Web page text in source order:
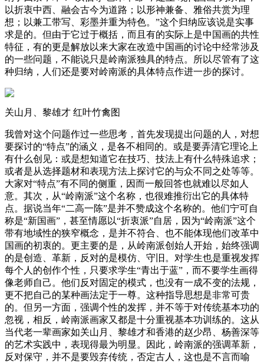
以折衷中西、融会古今为道路；以形神兼备、雅俗共赏为理
想；以兼工带写、彩墨并重为特色。”这个归纳应该说是实事
求是的。但由于它过于概括，而且有的实际上是中国画的共性
特征，有的更是解放以来大家在改造中国画的讨论中经常涉及
的一些问题，不能说只是岭南派独具的特点。所以尽管有了这
种归纳，人们还是要对岭南派的具体特点作进一步的探讨。
关山月、黎雄才 红叶竹禽图
我曾对这个问题作过一些思考，首先发现提出问题的人，对想
要探讨的“特点”的涵义，是各不相同的。或是要弄清它理论上
有什么创见：或是想知道它在技巧、技法上有什么特殊追求；
或者是从选择题材和表现方法上探讨它的与众不同之处等等。
大家对“特点”有不同的侧重，因而一般回答也就难以尽如人
意。其次，从“岭南派”这个名称，也很难推衍出它的具体特
点。据说当年“二高一陈”是并不赞成这个名称的。他们宁可自
称是“新国画”，甚至情愿以“折衷派”自居，因为“岭南派”这个
带有地域性的狭窄概念，是并不符合、也不能体现他们改革中
国画的初衷的。更主要的是，从岭南派创始人开始，始终强调
的是创造、革新，反对的是模仿、守旧。对学生也是重视发挥
每个人的创作个性，只要求学生“青出于蓝”，而不要学生画得
像老师自己。他们反对固定的模式，也没有一成不变的法规，
更不把自己的某种画法定于一尊。这种指导思想是非常可贵
的。但另一方面，强调个性的发挥，并不等于对传统基本功的
忽视，相反，岭南派画家又都是十分重视基本功训练的。这从
当代老一辈画家如关山月、黎雄才和香港的赵少昂、杨善深等
的艺术实践中，表现得最为明显。因此，岭南派的强调革新，
反对保守，并不是要毁弃传统，否定古人，这也是不言而喻